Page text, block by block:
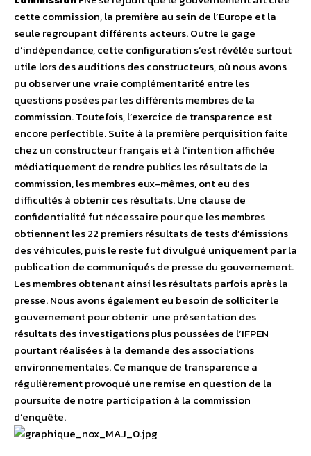
cette commission, la première au sein de l’Europe et la
seule regroupant différents acteurs. Outre le gage
d’indépendance, cette configuration s’est révélée surtout
utile lors des auditions des constructeurs, où nous avons
pu observer une vraie complémentarité entre les
questions posées par les différents membres de la
commission. Toutefois, l’exercice de transparence est
encore perfectible. Suite à la première perquisition faite
chez un constructeur français et à l’intention affichée
médiatiquement de rendre publics les résultats de la
commission, les membres eux-mêmes, ont eu des
difficultés à obtenir ces résultats. Une clause de
confidentialité fut nécessaire pour que les membres
obtiennent les 22 premiers résultats de tests d’émissions
des véhicules, puis le reste fut divulgué uniquement par la
publication de communiqués de presse du gouvernement.
Les membres obtenant ainsi les résultats parfois après la
presse. Nous avons également eu besoin de solliciter le
gouvernement pour obtenir une présentation des
résultats des investigations plus poussées de l’IFPEN
pourtant réalisées à la demande des associations
environnementales. Ce manque de transparence a
régulièrement provoqué une remise en question de la
poursuite de notre participation à la commission
d’enquête.